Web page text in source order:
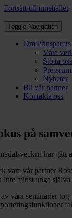
Fortsätt till innehållet
Toggle Navigation
Om
Våra
Stötta oss
Pressrum
Nyheter
Bli vår partner
Kontakta oss
på
har gått
vare vår partner
inte minst unga
våra seminarier tog